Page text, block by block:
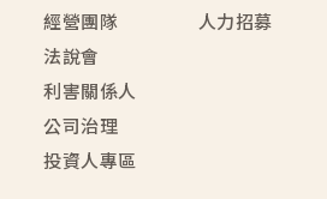
經營團隊
法說會
利害關係人
公司治理
投資人專區
人力招募